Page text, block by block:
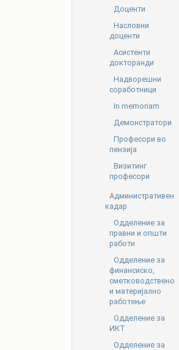
Доценти
Насловни
доценти
Асистенти
докторанди
Надворешни
соработници
In memoriam
Демонстратори
Професори во
пензија
Визитинг
професори
Административен
кадар
Oдделение за
правни и општи
работи
Одделение за
финансиско,
сметководствено
и материјално
работење
Одделение за
ИКТ
Одделение за